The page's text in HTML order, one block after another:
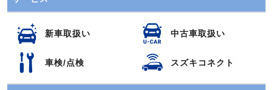
新車取扱い 中古車取扱い
車検/点検 スズキコネクト